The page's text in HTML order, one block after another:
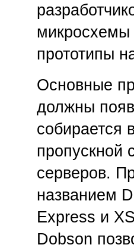
микросхемы
прототипы
Основные
должны
собирается
пропускной
серверов.
названием
Express и
Dobson